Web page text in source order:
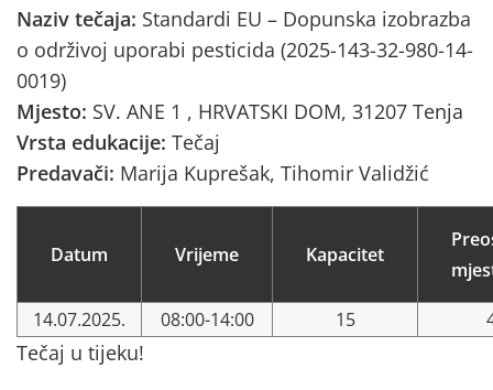
Naziv tečaja: Standardi EU – Dopunska izobrazba
o održivoj uporabi pesticida (2025-143-32-980-14-
0019)
Mjesto: SV. ANE 1 , HRVATSKI DOM, 31207 Tenja
Vrsta edukacije: Tečaj
Predavači: Marija Kuprešak, Tihomir Validžić
Datum Vrijeme Kapacitet
14.07.2025. 08:00-14:00 15
Tečaj u tijeku!